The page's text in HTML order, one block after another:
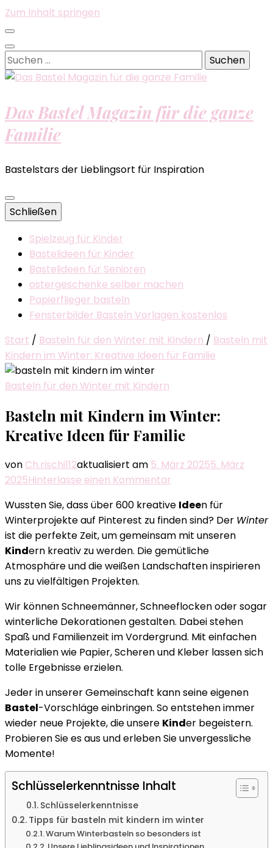
Zum Inhalt springen
Suchen
nach:
Das Bastel Magazin für die ganze
Familie
Bastelstars der Lieblingsort für Inspiration
Schließen
Spielzeug für Kinder
Bastelideen für Kinder
Bastelideen für Senioren
ostergeschenke selber machen
Papierflieger basteln
Fensterbilder Basteln Vorlagen kostenlos
Start / Basteln für den Winter mit Kindern / Basteln mit
Kindern im Winter: Kreative Ideen für Familie
Basteln für den Winter mit Kindern
Basteln mit Kindern im Winter:
Kreative Ideen für Familie
von Ch.rischi112aktualisiert am 5. März 20255. März
2025Hinterlasse einen Kommentar
mit
Kindern
im
Winter:
Kreative
für
Familie
Wussten Sie, dass über 600 kreative Ideen für
Winterprojekte auf Pinterest zu finden sind? Der Winter
ist die perfekte Zeit, um gemeinsam mit unseren
Kindern kreativ zu werden. Die gemütliche
Atmosphäre und die weißen Landschaften inspirieren
uns zu vielfältigen Projekten.
Wir können Schneemänner, Schneeflocken oder sogar
winterliche Dekorationen gestalten. Dabei stehen
Spaß und Familienzeit im Vordergrund. Mit einfachen
Materialien wie Papier, Scheren und Kleber lassen sich
tolle Ergebnisse erzielen.
Jeder in unserer Gemeinschaft kann seine eigenen
Bastel-Vorschläge einbringen. So entstehen immer
wieder neue Projekte, die unsere Kinder begeistern.
Probieren Sie es aus und erleben Sie unvergessliche
Momente!
Schlüsselerkenntnisse Inhalt
Schlüsselerkenntnisse
Tipps für basteln mit kindern im winter
Warum Winterbasteln so besonders ist